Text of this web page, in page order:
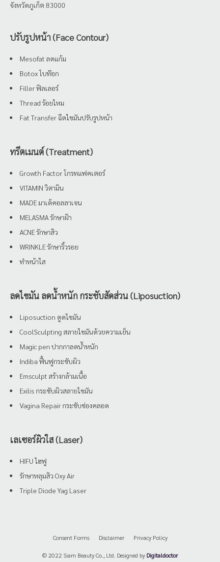
จังหวัดภูเก็ต 83000
ปรับรูปหน้า (Face Contour)
Mesofat ลดแก้ม
Botox โบท๊อก
Filler ฟิลเลอร์
Thread ร้อยไหม
Fat Transfer ฉีดไขมันปรับรูปหน้า
ทรีตเมนต์ (Treatment)
Growth Factor โกรทแฟคเตอร์
VITAMIN วิตามิน
MADE มาเด้คอลลาเจน
MELASMA รักษาฝ้า
ACNE รักษาสิว
WRINKLE รักษาริ้วรอย
ทำหน้าใส
ลดไขมัน ลดน้ำหนัก กระชับสัดส่วน (Liposuction)
Liposuction ดูดไขมัน
CoolSculpting สลายไขมันด้วยความเย็น
Magic pen ปากกาลดน้ำหนัก
Indiba ฟื้นฟูกระชับผิว
Emsculpt สร้างกล้ามเนื้อ
Exilis กระชับผิวสลายไขมัน
Vagina Repair กระชับช่องคลอด
เลเซอร์ผิวใส (Laser)
HIFU ไฮฟู
รักษาหลุมสิว Oxy Air
Triple Diode Yag Laser
Consent Forms Disclaimer Privacy Policy
© 2022 Siam Beauty Co., Ltd. Designed by Digitaldoctor